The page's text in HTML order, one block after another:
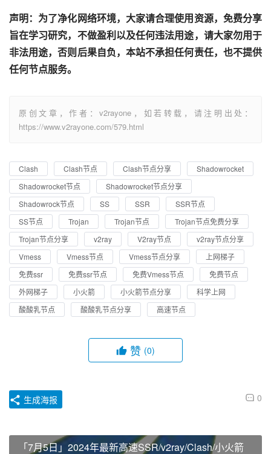
声明：为了净化网络环境，大家请合理使用资源，免费分享
旨在学习研究，不做盈利以及任何违法用途，请大家勿用于
非法用途，否则后果自负，本站不承担任何责任，也不提供
任何节点服务。
原创文章，作者：v2rayone，如若转载，请注明出处：
https://www.v2rayone.com/579.html
Clash Clash节点 Clash节点分享
Shadowrocket
Shadowrocket节点
Shadowrocket节点分享
Shadowrock节点
SS SSR
SSR节点
SS节点
Trojan Trojan节点
Trojan节点免费分享
Trojan节点分享
v2ray V2ray节点
v2ray节点分享
Vmess
Vmess节点 Vmess节点分享
上网梯子
免费ssr
免费ssr节点 免费Vmess节点
免费节点
外网梯子
小火箭 小火箭节点分享
科学上网
酸酸乳节点
酸酸乳节点分享 高速节点
赞 (0)
0
生成海报
「7月5日」2024年最新高速SSR/v2ray/Clash/小火箭